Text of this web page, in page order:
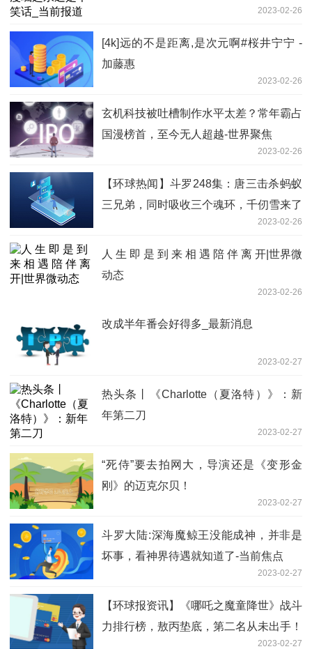
2023-02-26
[4k]远的不是距离,是次元啊#桜井宁宁 -
加藤惠
2023-02-26
玄机科技被吐槽制作水平太差？常年霸占
国漫榜首，至今无人超越-世界聚焦
2023-02-26
【环球热闻】斗罗248集：唐三击杀蚂蚁
三兄弟，同时吸收三个魂环，千仞雪来了
2023-02-26
人 生 即 是 到 来 相 遇 陪 伴 离 开|世界微
动态
2023-02-26
改成半年番会好得多_最新消息
2023-02-27
热头条丨《Charlotte（夏洛特）》：新
年第二刀
2023-02-27
“死侍”要去拍网大，导演还是《变形金
刚》的迈克尔贝！
2023-02-27
斗罗大陆:深海魔鲸王没能成神，并非是
坏事，看神界待遇就知道了-当前焦点
2023-02-27
【环球报资讯】《哪吒之魔童降世》战斗
力排行榜，敖丙垫底，第二名从未出手！
2023-02-27